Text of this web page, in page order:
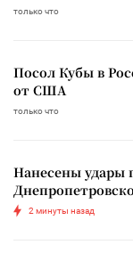
только что
Посол Кубы в
от США
только что
Нанесены удары
2 минуты назад